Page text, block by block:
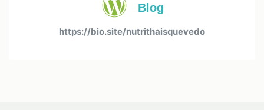
Blog
https://bio.site/nutrithaisquevedo